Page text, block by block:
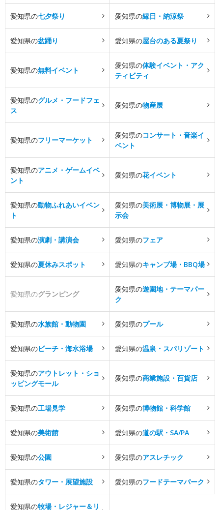
愛知県の七夕祭り 愛知県の縁日・納涼祭
愛知県の盆踊り 愛知県の屋台のある夏祭り
愛知県の無料イベント
愛知県の体験イベント・アク
ティビティ
愛知県のグルメ・フードフェ
ス
愛知県の物産展
愛知県のフリーマーケット
愛知県のコンサート・音楽イ
ベント
愛知県のアニメ・ゲームイベ
ント
愛知県の花イベント
愛知県の動物ふれあいイベン
ト
愛知県の美術展・博物展・展
示会
愛知県の演劇・講演会 愛知県のフェア
愛知県の夏休みスポット 愛知県のキャンプ場・BBQ場
愛知県のグランピング
愛知県の遊園地・テーマパー
ク
愛知県の水族館・動物園 愛知県のプール
愛知県のビーチ・海水浴場 愛知県の温泉・スパリゾート
愛知県のアウトレット・ショ
ッピングモール
愛知県の商業施設・百貨店
愛知県の工場見学 愛知県の博物館・科学館
愛知県の美術館 愛知県の道の駅・SA/PA
愛知県の公園 愛知県のアスレチック
愛知県のタワー・展望施設 愛知県のフードテーマパーク
愛知県の牧場・レジャー＆リ